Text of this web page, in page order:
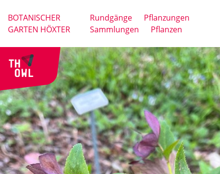
BOTANISCHER
GARTEN HÖXTER
Rundgänge
Pflanzungen
Sammlungen
Pflanzen